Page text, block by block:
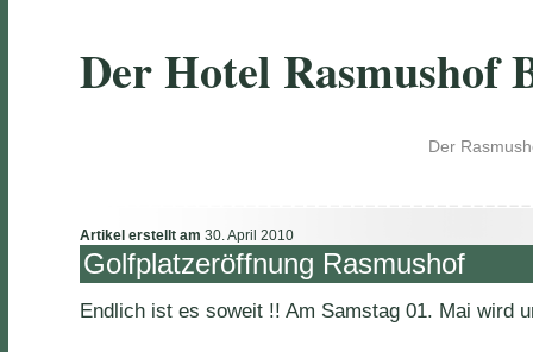
Der Hotel Rasmushof
Der
Artikel erstellt am 30. April 2010
Golfplatzeröffnung Rasmushof
Endlich ist es soweit !! Am Samstag 01. Mai wird